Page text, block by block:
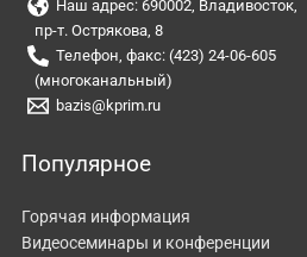
Наш адрес: 690002, Владивосток,
пр-т. Острякова, 8
Телефон, факс: (423) 24-06-605
(многоканальный)
bazis@kprim.ru
Популярное
Горячая информация
Видеосеминары и конференции